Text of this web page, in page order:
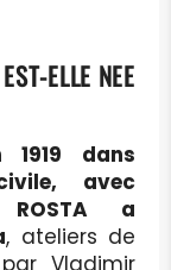
ELLE NEE
dans
avec
a
, ateliers de
Vladimir